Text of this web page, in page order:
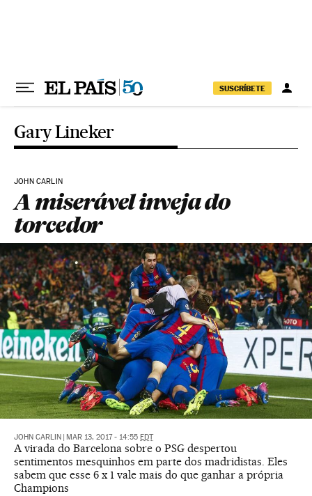
SUSCRÍBETE
Gary Lineker
JOHN CARLIN
A miserável inveja do
torcedor
JOHN CARLIN MAR 13, 2017 - 14:55 EDT
A virada do Barcelona sobre o PSG despertou
sentimentos mesquinhos em parte dos madridistas. Eles
sabem que esse 6 x 1 vale mais do que ganhar a própria
Champions